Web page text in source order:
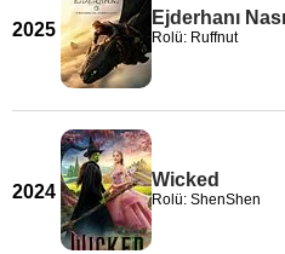
2025
Ejderhanı
Rolü: Ruffnut
2024
Wicked
Rolü: ShenShen